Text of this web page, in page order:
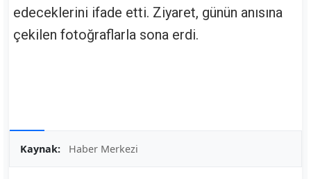
edeceklerini ifade etti. Ziyaret, günün anısına
çekilen fotoğraflarla sona erdi.
Kaynak: Haber Merkezi